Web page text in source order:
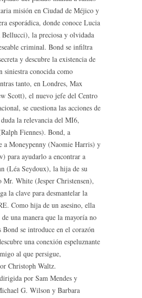
misión en Ciudad de Méjico y
esporádica, donde conoce Lucia
la preciosa y olvidada
criminal. Bond se infiltra
y descubre la existencia de
siniestra conocida como
tanto, en Londres, Max
Scott), el nuevo jefe del Centro
se cuestiona las acciones de
la relevancia del MI6,
Fiennes). Bond, a
a Moneypenny (Naomie Harris) y
para ayudarlo a encontrar a
(Léa Seydoux), la hija de su
Mr. White (Jesper Christensen),
la clave para desmantelar la
Como hija de un asesino, ella
una manera que la mayoría no
se introduce en el corazón
una conexión espeluznante
al que persigue,
Christoph Waltz.
por Sam Mendes y
G. Wilson y Barbara